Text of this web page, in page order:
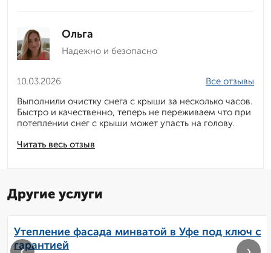
Ольга
Надежно и безопасно
10.03.2026
Читать весь отзыв
Все отзывы
Выполнили очистку снега с крыши за несколько часов.
Быстро и качественно, теперь не переживаем что при
потеплении снег с крыши может упасть на голову.
Другие услуги
Утепление фасада минватой в Уфе под ключ с
гарантией